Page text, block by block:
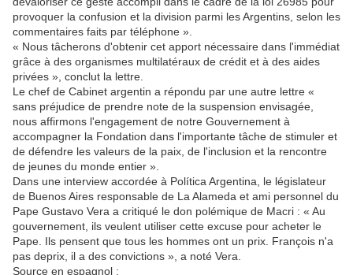
provoquer la confusion et la division parmi les Argentins, selon les
commentaires faits par téléphone ».
« Nous tâcherons d'obtenir cet apport nécessaire dans l'immédiat
grâce à des organismes multilatéraux de crédit et à des aides
privées », conclut la lettre.
Le chef de Cabinet argentin a répondu par une autre lettre «
sans préjudice de prendre note de la suspension envisagée,
nous affirmons l'engagement de notre Gouvernement à
accompagner la Fondation dans l'importante tâche de stimuler et
de défendre les valeurs de la paix, de l'inclusion et la rencontre
de jeunes du monde entier ».
Dans une interview accordée à Política Argentina, le législateur
de Buenos Aires responsable de La Alameda et ami personnel du
Pape Gustavo Vera a critiqué le don polémique de Macri : « Au
gouvernement, ils veulent utiliser cette excuse pour acheter le
Pape. Ils pensent que tous les hommes ont un prix. François n'a
pas deprix, il a des convictions », a noté Vera.
Source en espagnol :